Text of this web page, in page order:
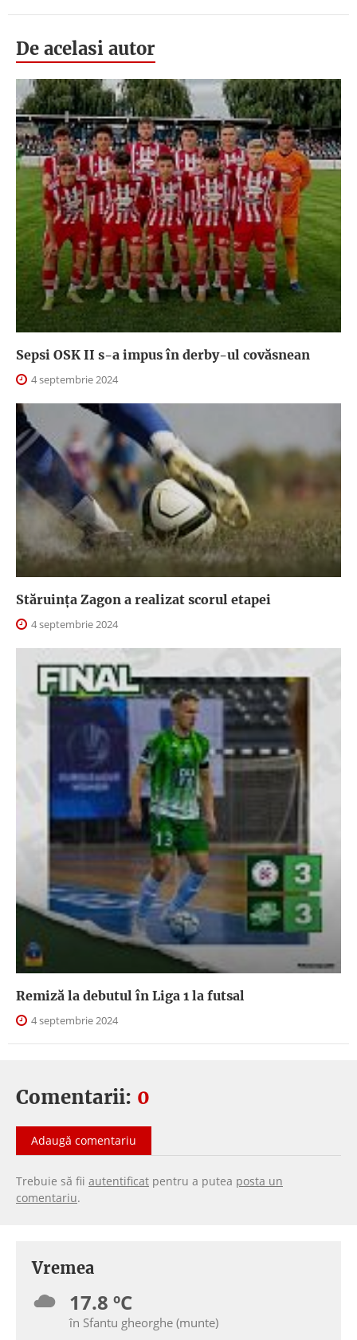
De acelasi autor
Sepsi OSK II s-a impus în derby-ul covăsnean
4 septembrie 2024
Stăruința Zagon a realizat scorul etapei
4 septembrie 2024
Remiză la debutul în Liga 1 la futsal
4 septembrie 2024
Comentarii: 0
Adaugă comentariu
Trebuie să fii autentificat pentru a putea posta un
comentariu.
Vremea
17.8 ºC
în Sfantu gheorghe (munte)